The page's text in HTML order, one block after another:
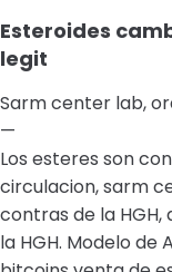
Esteroides
legit
Sarm center lab,
—
Los esteres son
circulacion, sarm
contras de la
la HGH. Modelo